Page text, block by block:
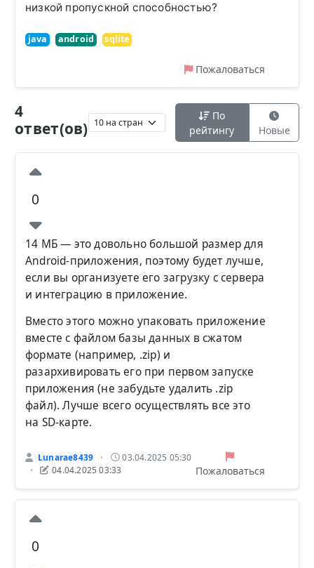
низкой пропускной способностью?
java android sqlite
Пожаловаться
4
ответ(ов)
По
рейтингу
Новые
0
14 МБ — это довольно большой размер для
Android-приложения, поэтому будет лучше,
если вы организуете его загрузку с сервера
и интеграцию в приложение.
Вместо этого можно упаковать приложение
вместе с файлом базы данных в сжатом
формате (например, .zip) и
разархивировать его при первом запуске
приложения (не забудьте удалить .zip
файл). Лучше всего осуществлять все это
на SD-карте.
Lunarae8439 • 03.04.2025 05:30
• 04.04.2025 03:33 Пожаловаться
0